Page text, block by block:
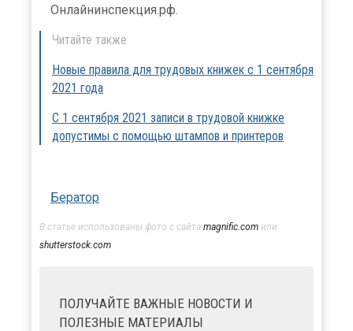
Онлайнинспекция.рф.
Читайте также
Новые правила для трудовых книжек с 1 сентября
2021 года
С 1 сентября 2021 записи в трудовой книжке
допустимы с помощью штампов и принтеров
Бератор
В статье использованы фото с сайта magnific.com или
shutterstock.com
ПОЛУЧАЙТЕ ВАЖНЫЕ НОВОСТИ И
ПОЛЕЗНЫЕ МАТЕРИАЛЫ